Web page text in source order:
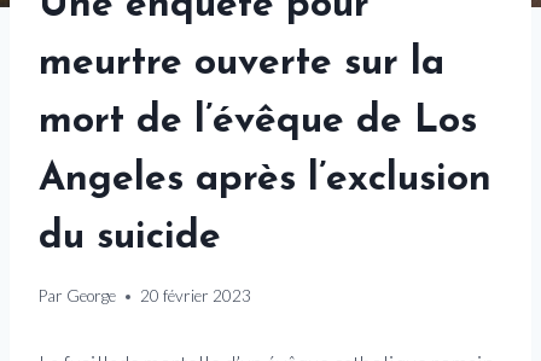
meurtre ouverte sur la
mort de l’évêque de Los
Angeles après l’exclusion
du suicide
Par George 20 février 2023